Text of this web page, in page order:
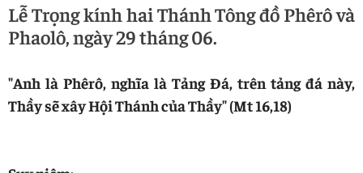
Lễ Trọng kính hai Thánh Tông đồ Phêrô và
Phaolô, ngày 29 tháng 06.
"Anh là Phêrô, nghĩa là Tảng Đá, trên tảng đá này,
Thầy sẽ xây Hội Thánh của Thầy" (Mt 16,18)